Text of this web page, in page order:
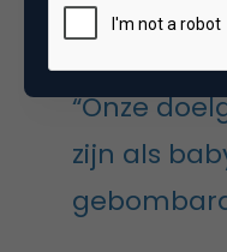
specifieke content
“Onze
zijn als